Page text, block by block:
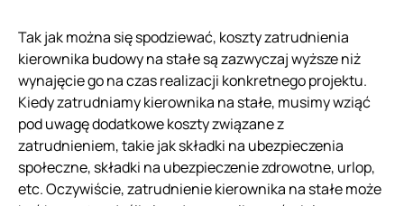
Tak jak można się spodziewać, koszty zatrudnienia
kierownika budowy na stałe są zazwyczaj wyższe niż
wynajęcie go na czas realizacji konkretnego projektu.
Kiedy zatrudniamy kierownika na stałe, musimy wziąć
pod uwagę dodatkowe koszty związane z
zatrudnieniem, takie jak składki na ubezpieczenia
społeczne, składki na ubezpieczenie zdrowotne, urlop,
etc. Oczywiście, zatrudnienie kierownika na stałe może